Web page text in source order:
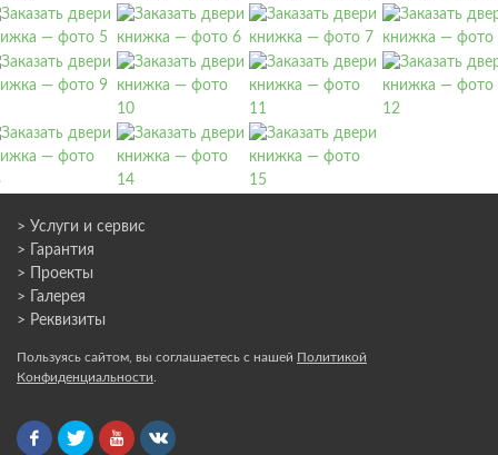
> Услуги и сервис
> Гарантия
> Проекты
> Галерея
> Реквизиты
Пользуясь сайтом, вы соглашаетесь с нашей Политикой
Конфиденциальности